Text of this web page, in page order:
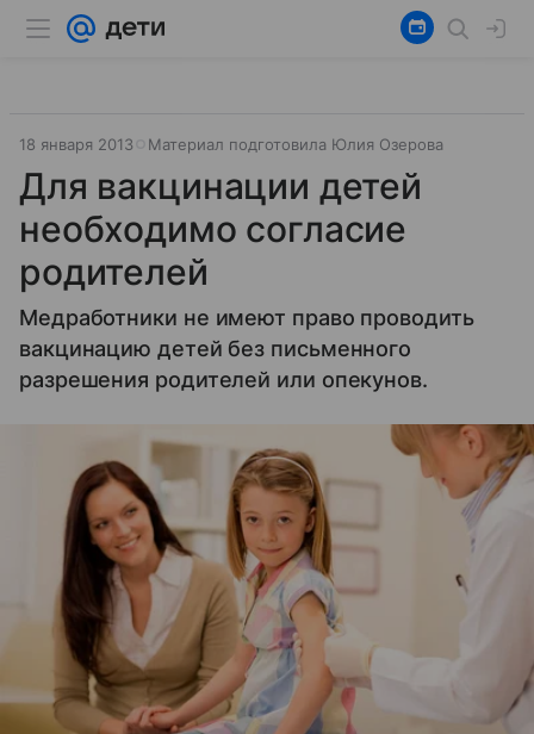
18 января 2013 Материал подготовила Юлия Озерова
Для вакцинации детей
необходимо согласие
родителей
Медработники не имеют право проводить
вакцинацию детей без письменного
разрешения родителей или опекунов.